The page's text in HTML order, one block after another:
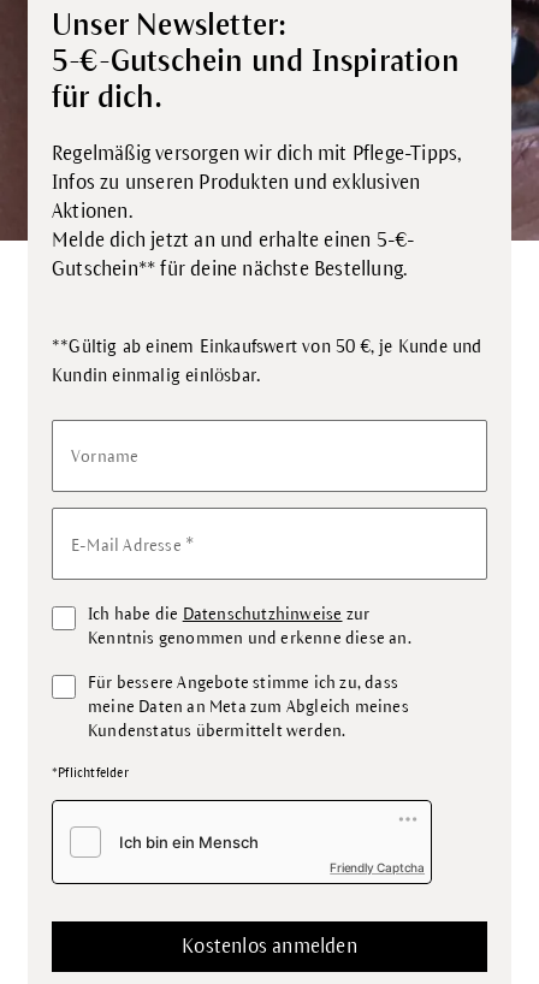
Unser Newsletter:
5-€-Gutschein und Inspiration
für dich.
Regelmäßig versorgen wir dich mit Pflege-Tipps,
Infos zu unseren Produkten und exklusiven
Aktionen.
Melde dich jetzt an und erhalte einen 5-€-
Gutschein** für deine nächste Bestellung.
**Gültig ab einem Einkaufswert von 50 €, je Kunde und
Kundin einmalig einlösbar.
Vorname
E-Mail Adresse *
Ich habe die Datenschutzhinweise zur
Kenntnis genommen und erkenne diese an.
Für bessere Angebote stimme ich zu, dass
meine Daten an Meta zum Abgleich meines
Kundenstatus übermittelt werden.
*Pflichtfelder
Friendly Captcha